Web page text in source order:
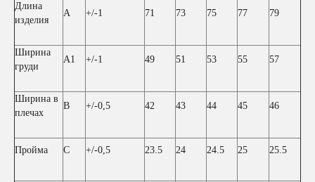
Длина
изделия
A +/-1 71 73 75 77 79
Ширина
груди
A1 +/-1 49 51 53 55 57
Ширина в
плечах
B +/-0,5 42 43 44 45 46
Пройма C +/-0,5 23.5 24 24.5 25 25.5